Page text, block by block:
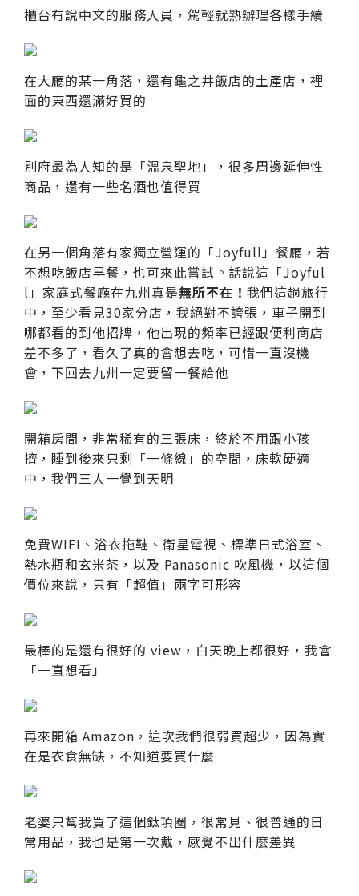
櫃台有說中文的服務人員，駕輕就熟辦理各樣手續
在大廳的某一角落，還有龜之井飯店的土產店，裡
面的東西還滿好買的
別府最為人知的是「溫泉聖地」，很多周邊延伸性
商品，還有一些名酒也值得買
在另一個角落有家獨立營運的「Joyfull」餐廳，若
不想吃飯店早餐，也可來此嘗試。話說這「Joyful
l」家庭式餐廳在九州真是無所不在！ 我們這趟旅行
中，至少看見30家分店，我絕對不誇張，車子開到
哪都看的到他招牌，他出現的頻率已經跟便利商店
差不多了，看久了真的會想去吃，可惜一直沒機
會，下回去九州一定要留一餐給他
開箱房間，非常稀有的三張床，終於不用跟小孩
擠，睡到後來只剩「一條線」的空間，床軟硬適
中，我們三人一覺到天明
免費WIFI、浴衣拖鞋、衛星電視、標準日式浴室、
熱水瓶和玄米茶，以及 Panasonic 吹風機，以這個
價位來說，只有「超值」兩字可形容
最棒的是還有很好的 view，白天晚上都很好，我會
「一直想看」
再來開箱 Amazon，這次我們很弱買超少，因為實
在是衣食無缺，不知道要買什麼
老婆只幫我買了這個鈦項圈，很常見、很普通的日
常用品，我也是第一次戴，感覺不出什麼差異